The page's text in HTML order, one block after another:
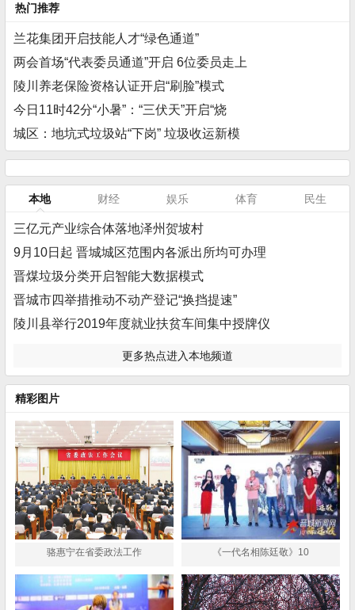
热门推荐
兰花集团开启技能人才“绿色通道”
两会首场“代表委员通道”开启 6位委员走上
陵川养老保险资格认证开启“刷脸”模式
今日11时42分“小暑”：“三伏天”开启“烧
城区：地坑式垃圾站“下岗” 垃圾收运新模
本地 财经 娱乐 体育 民生
三亿元产业综合体落地泽州贺坡村
9月10日起 晋城城区范围内各派出所均可办理
晋煤垃圾分类开启智能大数据模式
晋城市四举措推动不动产登记“换挡提速”
陵川县举行2019年度就业扶贫车间集中授牌仪
更多热点进入本地频道
精彩图片
骆惠宁在省委政法工作 《一代名相陈廷敬》10